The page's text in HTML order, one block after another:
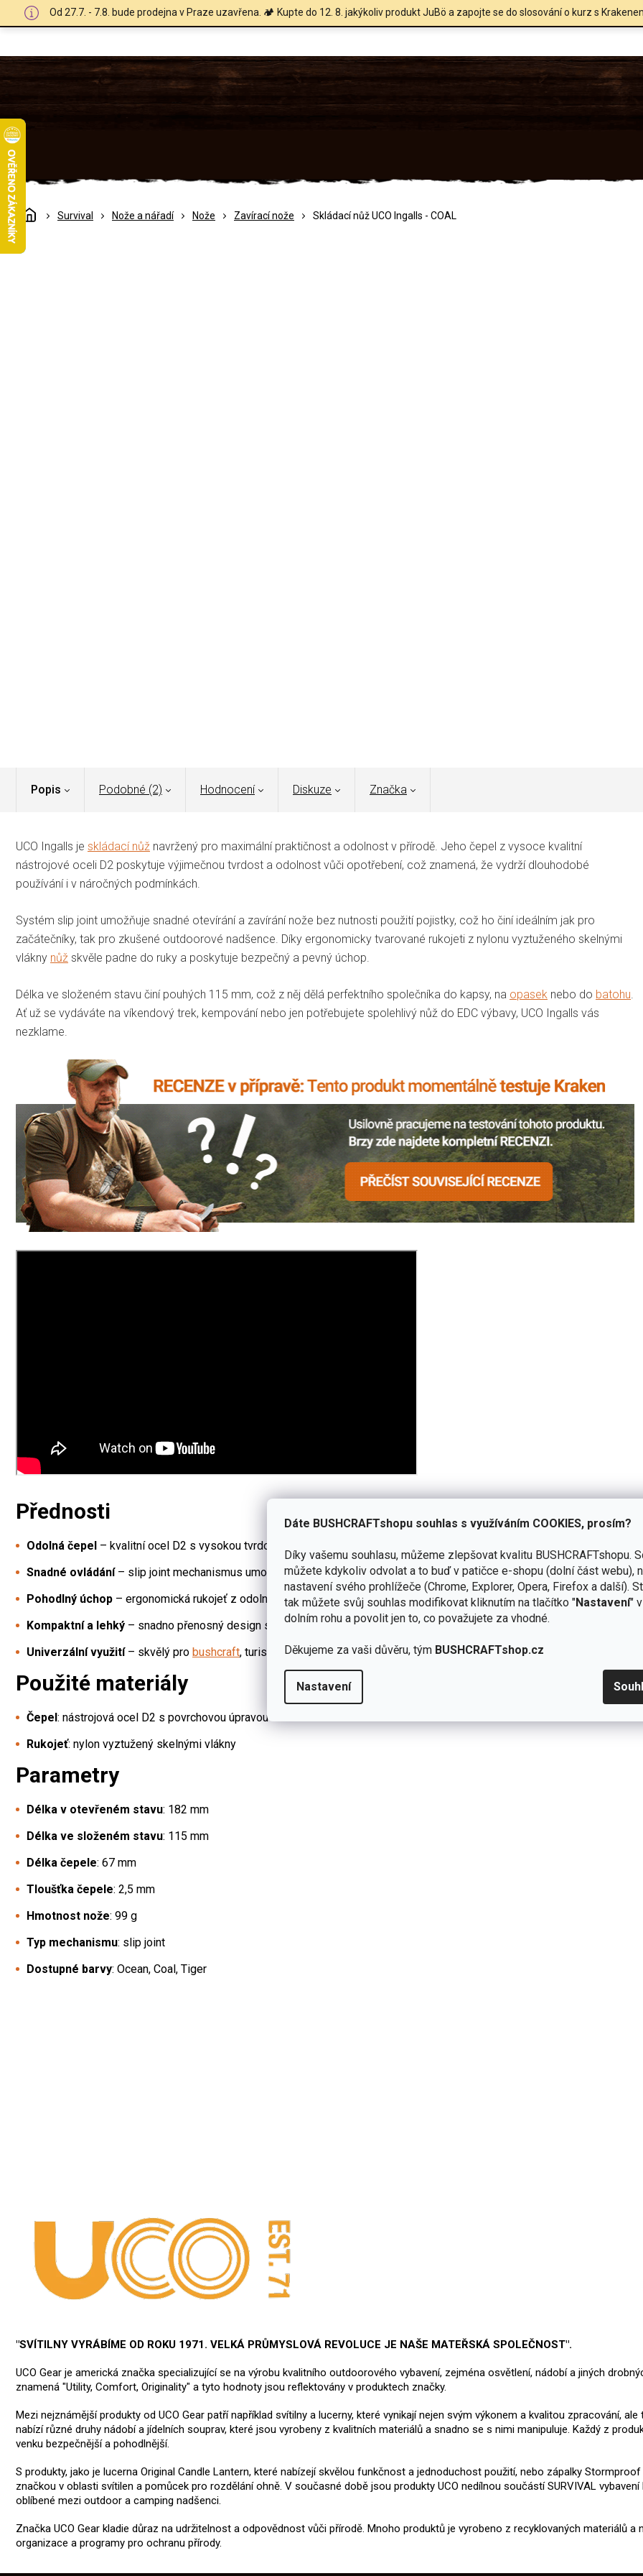
Dáte BUSHCRAFTshopu souhlas s využíváním COOKIES, prosím?
Díky vašemu souhlasu, můžeme zlepšovat kvalitu BUSHCRAFTshopu.
můžete kdykoliv odvolat a to buď v patičce e-shopu (dolní část webu),
nastavení svého prohlížeče (Chrome, Explorer, Opera, Firefox a další).
tak můžete svůj souhlas modifikovat kliknutím na tlačítko "Nastavení"
dolním rohu a povolit jen to, co považujete za vhodné.
Děkujeme za vaši důvěru, tým BUSHCRAFTshop.cz
Nastavení
Od 27.7. - 7.8. bude prodejna v Praze uzavřena. 🏕️ Kupte do 12. 8. jakýkoliv produkt JuBö a zapojte se do slosování o kurz s
DomůSurvival Nože a nářadí Nože Zavírací nože Skládací nůž UCO Ingalls - COAL
Popis Podobné (2) Hodnocení Diskuze Značka
UCO Ingalls je skládací nůž navržený pro maximální praktičnost a odolnost v přírodě. Jeho čepel z vysoce kvalitní
nástrojové oceli D2 poskytuje výjimečnou tvrdost a odolnost vůči opotřebení, což znamená, že vydrží dlouhodobé
používání i v náročných podmínkách.
Systém slip joint umožňuje snadné otevírání a zavírání nože bez nutnosti použití pojistky, což ho činí ideálním jak pro
začátečníky, tak pro zkušené outdoorové nadšence. Díky ergonomicky tvarované rukojeti z nylonu vyztuženého skelnými
vlákny nůž skvěle padne do ruky a poskytuje bezpečný a pevný úchop.
Délka ve složeném stavu činí pouhých 115 mm, což z něj dělá perfektního společníka do kapsy, na opasek nebo do batohu.
Ať už se vydáváte na víkendový trek, kempování nebo jen potřebujete spolehlivý nůž do EDC výbavy, UCO Ingalls vás
nezklame.
Přednosti
Odolná čepel – kvalitní ocel D2 s vysokou tvrdostí a dlouhou životností
Snadné ovládání– slip joint mechanismus umožňuje plynulé otevírání a zavírání
Pohodlný úchop – ergonomická rukojeť z odolného nylonu se skelnými vlákny
Kompaktní a lehký – snadno přenosný design s hmotností pod 100 g
Univerzální využití– skvělý pro bushcraft, turistiku, každodenní použití i přežití v přírodě
Použité materiály
Čepel: nástrojová ocel D2 s povrchovou úpravou stonewash
Rukojeť: nylon vyztužený skelnými vlákny
Parametry
Délka v otevřeném stavu: 182 mm
Délka ve složeném stavu: 115 mm
Délka čepele: 67 mm
Tloušťka čepele: 2,5 mm
Hmotnost nože: 99 g
Typ mechanismu: slip joint
Dostupné barvy: Ocean, Coal, Tiger
"SVÍTILNY VYRÁBÍME OD ROKU 1971. VELKÁ PRŮMYSLOVÁ REVOLUCE JE NAŠE MATEŘSKÁ SPOLEČNOST".
UCO Gear je americká značka specializující se na výrobu kvalitního outdoorového vybavení, zejména osvětlení, nádobí a jiných
znamená "Utility, Comfort, Originality" a tyto hodnoty jsou reflektovány v produktech značky.
Mezi nejznámější produkty od UCO Gear patří například svítilny a lucerny, které vynikají nejen svým výkonem a kvalitou zpracování,
nabízí různé druhy nádobí a jídelních souprav, které jsou vyrobeny z kvalitních materiálů a snadno se s nimi manipuluje. Každý z
venku bezpečnější a pohodlnější.
S produkty, jako je lucerna Original Candle Lantern, které nabízejí skvělou funkčnost a jednoduchost použití, nebo zápalky
značkou v oblasti svítilen a pomůcek pro rozdělání ohně. V současné době jsou produkty UCO nedílnou součástí SURVIVAL
oblíbené mezi outdoor a camping nadšenci.
Značka UCO Gear kladie důraz na udržitelnost a odpovědnost vůči přírodě. Mnoho produktů je vyrobeno z recyklovaných materiálů a
organizace a programy pro ochranu přírody.